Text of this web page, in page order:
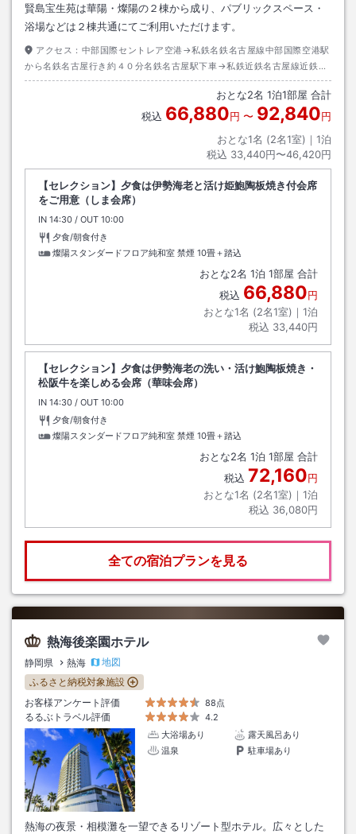
賢島宝生苑は華陽・燦陽の２棟から成り、パブリックスペース・
浴場などは２棟共通にてご利用いただけます。
アクセス： 中部国際セントレア空港→私鉄名鉄名古屋線中部国際空港駅
から名鉄名古屋行き約４０分名鉄名古屋駅下車→私鉄近鉄名古屋線近鉄名
古屋駅から賢島行き約１２０分賢島駅下車→徒歩約７分またはタクシー約
おとな2名 1泊1部屋 合計
税込 66,880円 〜 92,840円
おとな1名 (2名1室)｜ 1泊
税込 33,440円〜46,420円
【セレクション】夕食は伊勢海老と活け姫鮑陶板焼き付会席
をご用意（しま会席）
IN チェックイン
14:30 / OUT チェックアウト
10:00
夕食/朝食付き
燦陽スタンダードフロア純和室 禁煙 10畳＋踏込
おとな2名 1泊 1部屋 合計
税込 66,880円
おとな1名 (2名1室)｜ 1泊
税込 33,440円
【セレクション】夕食は伊勢海老の洗い・活け鮑陶板焼き・
松阪牛を楽しめる会席（華味会席）
IN チェックイン
14:30 / OUT チェックアウト
10:00
夕食/朝食付き
燦陽スタンダードフロア純和室 禁煙 10畳＋踏込
おとな2名 1泊 1部屋 合計
税込 72,160円
おとな1名 (2名1室)｜ 1泊
税込 36,080円
全ての宿泊プランを見る
熱海後楽園ホテル
静岡県 熱海
地図
ふるさと納税対象施設
お客様アンケート評価
88点
るるぶトラベル評価
4.2
大浴場あり
露天風呂あり
温泉
駐車場あり
熱海の夜景・相模灘を一望できるリゾート型ホテル。広々とした